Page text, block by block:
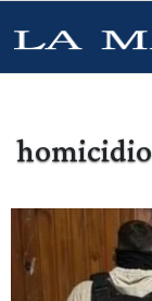
homicidio